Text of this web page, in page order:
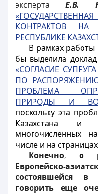
эксперта Е.В.
КОНТРАКТОВ НА
РЕСПУБЛИКЕ
В рамках работы
бы выделила доклад
«СОГЛАСИЕ
ПО
ПРОБЛЕМА
ПРИРОДЫ И
поскольку эта
Казахстана и
многочисленных
числе и на
Конечно, о
Европейско-
состоявшейся в
говорить еще